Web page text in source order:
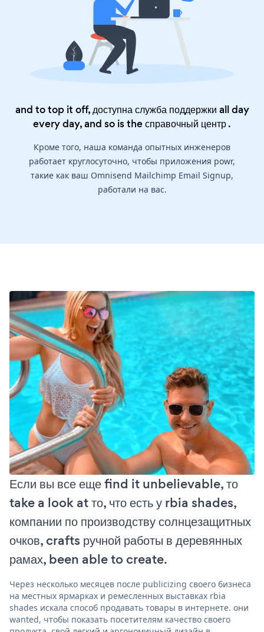
and to top it off, доступна служба поддержки all day
every day, and so is theсправочный центр.
Кроме того, наша команда опытных инженеров
работает круглосуточно, чтобы приложения powr,
такие как ваш Omnisend Mailchimp Email Signup,
работали на вас.
Если вы все еще find it unbelievable, то
take a look at то, что есть у rbia shades,
компании по производству солнцезащитных
очков, crafts ручной работы в деревянных
рамах, been able to create.
Через несколько месяцев после publicizing своего бизнеса
на местных ярмарках и ремесленных выставках rbia
shades искала способ продавать товары в интернете. они
wanted, чтобы показать посетителям качество своего